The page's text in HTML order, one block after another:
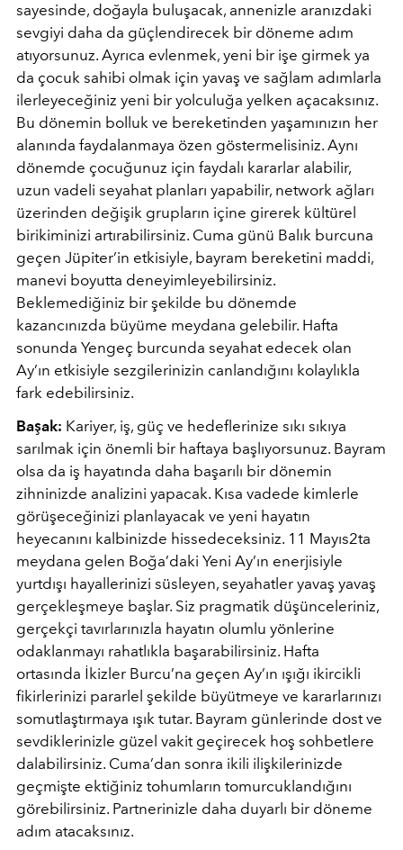
sayesinde, doğayla buluşacak, annenizle aranızdaki
sevgiyi daha da güçlendirecek bir döneme adım
atıyorsunuz. Ayrıca evlenmek, yeni bir işe girmek ya
da çocuk sahibi olmak için yavaş ve sağlam adımlarla
ilerleyeceğiniz yeni bir yolculuğa yelken açacaksınız.
Bu dönemin bolluk ve bereketinden yaşamınızın her
alanında faydalanmaya özen göstermelisiniz. Aynı
dönemde çocuğunuz için faydalı kararlar alabilir,
uzun vadeli seyahat planları yapabilir, network ağları
üzerinden değişik grupların içine girerek kültürel
birikiminizi artırabilirsiniz. Cuma günü Balık burcuna
geçen Jüpiter’in etkisiyle, bayram bereketini maddi,
manevi boyutta deneyimleyebilirsiniz.
Beklemediğiniz bir şekilde bu dönemde
kazancınızda büyüme meydana gelebilir. Hafta
sonunda Yengeç burcunda seyahat edecek olan
Ay’ın etkisiyle sezgilerinizin canlandığını kolaylıkla
fark edebilirsiniz.
Başak: Kariyer, iş, güç ve hedeflerinize sıkı sıkıya
sarılmak için önemli bir haftaya başlıyorsunuz. Bayram
olsa da iş hayatında daha başarılı bir dönemin
zihninizde analizini yapacak. Kısa vadede kimlerle
görüşeceğinizi planlayacak ve yeni hayatın
heyecanını kalbinizde hissedeceksiniz. 11 Mayıs2ta
meydana gelen Boğa’daki Yeni Ay’ın enerjisiyle
yurtdışı hayallerinizi süsleyen, seyahatler yavaş yavaş
gerçekleşmeye başlar. Siz pragmatik düşünceleriniz,
gerçekçi tavırlarınızla hayatın olumlu yönlerine
odaklanmayı rahatlıkla başarabilirsiniz. Hafta
ortasında İkizler Burcu’na geçen Ay’ın ışığı ikircikli
fikirlerinizi pararlel şekilde büyütmeye ve kararlarınızı
somutlaştırmaya ışık tutar. Bayram günlerinde dost ve
sevdiklerinizle güzel vakit geçirecek hoş sohbetlere
dalabilirsiniz. Cuma’dan sonra ikili ilişkilerinizde
geçmişte ektiğiniz tohumların tomurcuklandığını
görebilirsiniz. Partnerinizle daha duyarlı bir döneme
adım atacaksınız.